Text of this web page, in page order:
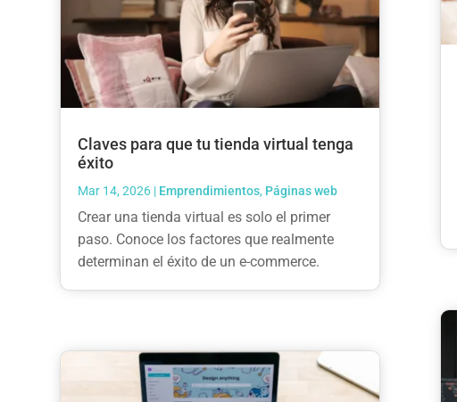
Claves para que tu tienda virtual tenga
éxito
Mar 14, 2026 | Emprendimientos, Páginas web
Crear una tienda virtual es solo el primer
paso. Conoce los factores que realmente
determinan el éxito de un e-commerce.